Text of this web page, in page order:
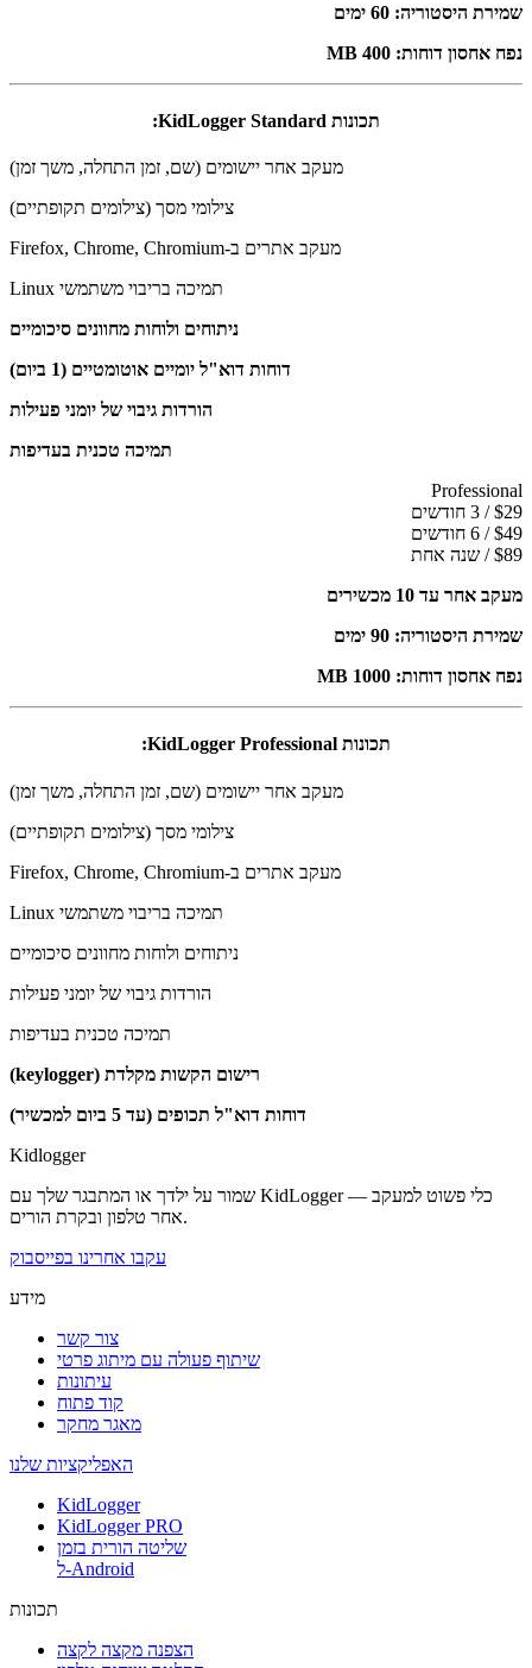
שמירת היסטוריה: 60 ימים
נפח אחסון דוחות: 400 MB
תכונות KidLogger Standard:
מעקב אחר יישומים (שם, זמן התחלה, משך זמן)
צילומי מסך (צילומים תקופתיים)
מעקב אתרים ב-Firefox, Chrome, Chromium
תמיכה בריבוי משתמשי Linux
ניתוחים ולוחות מחוונים סיכומיים
דוחות דוא"ל יומיים אוטומטיים (1 ביום)
הורדות גיבוי של יומני פעילות
תמיכה טכנית בעדיפות
Professional
$29 / 3 חודשים
$49 / 6 חודשים
$89 / שנה אחת
מעקב אחר עד 10 מכשירים
שמירת היסטוריה: 90 ימים
נפח אחסון דוחות: 1000 MB
תכונות KidLogger Professional:
מעקב אחר יישומים (שם, זמן התחלה, משך זמן)
צילומי מסך (צילומים תקופתיים)
מעקב אתרים ב-Firefox, Chrome, Chromium
תמיכה בריבוי משתמשי Linux
ניתוחים ולוחות מחוונים סיכומיים
הורדות גיבוי של יומני פעילות
תמיכה טכנית בעדיפות
רישום הקשות מקלדת (keylogger)
דוחות דוא"ל תכופים (עד 5 ביום למכשיר)
Kidlogger
שמור על ילדך או המתבגר שלך עם KidLogger — כלי פשוט למעקב
אחר טלפון ובקרת הורים.
עקבו אחרינו בפייסבוק
מידע
צור קשר
שיתוף פעולה עם מיתוג פרטי
עיתונות
קוד פתוח
מאגר מחקר
האפליקציות שלנו
KidLogger
KidLogger PRO
שליטה הורית בזמן
ל-Android
תכונות
הצפנה מקצה לקצה